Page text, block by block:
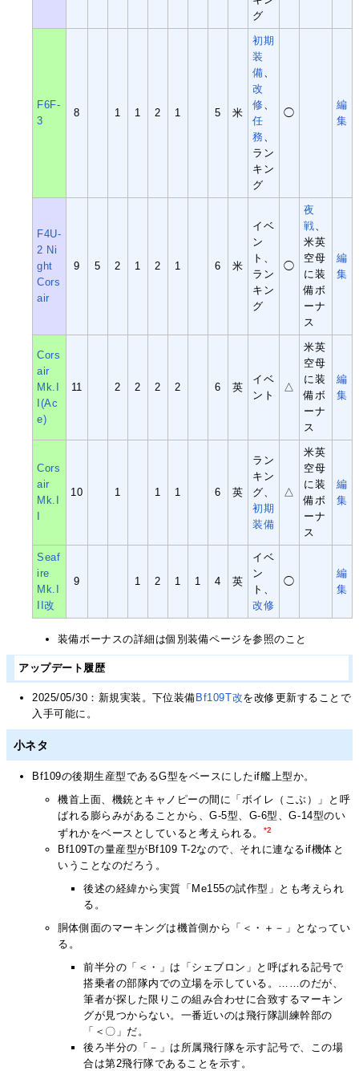
グ
F6F-
3
8 1 1 2 1 5 米
初期
装
備、
改
修、
任
務、
ラン
キン
グ
◯
編
集
F4U-
2 Ni
ght
Cors
air
9 5 2 1 2 1 6 米
イベ
ン
ト、
ラン
キン
グ
◯
夜
戦、
米英
空母
に装
備ボ
ーナ
ス
編
集
Cors
air
Mk.I
I(Ac
e)
11 2 2 2 2 6 英
イベ
ント
△
米英
空母
に装
備ボ
ーナ
ス
編
集
Cors
air
Mk.I
10 1 1 1 6 英
ラン
キン
グ、
初期
装備
△
米英
空母
に装
備ボ
ーナ
ス
編
集
Seaf
ire
Mk.I
II改
9 1 2 1 1 4 英
イベ
ン
ト、
改修
◯
編
集
装備ボーナスの詳細は個別装備ページを参照のこと
アップデート履歴
2025/05/30：新規実装。下位装備 Bf109T改を改修更新することで
入手可能に。
小ネタ
Bf109の後期生産型であるG型をベースにしたif艦上型か。
機首上面、機銃とキャノピーの間に「ボイレ（こぶ）」と呼
ばれる膨らみがあることから、G-5型、G-6型、G-14型のい
ずれかをベースとしていると考えられる。
*2
Bf109Tの量産型がBf109 T-2なので、それに連なるif機体と
いうことなのだろう。
後述の経緯から実質「Me155の試作型」とも考えられ
る。
胴体側面のマーキングは機首側から「＜・＋－」となってい
る。
前半分の「＜・」は「シェブロン」と呼ばれる記号で
搭乗者の部隊内での立場を示している。……のだが、
筆者が探した限りこの組み合わせに合致するマーキン
グが見つからない。一番近いのは飛行隊訓練幹部の
「＜〇」だ。
後ろ半分の「－」は所属飛行隊を示す記号で、この場
合は第2飛行隊であることを示す。